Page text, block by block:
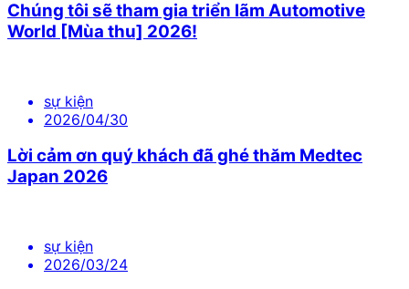
Chúng tôi sẽ tham gia triển lãm Automotive
World [Mùa thu] 2026!
sự kiện
2026/04/30
Lời cảm ơn quý khách đã ghé thăm Medtec
Japan 2026
sự kiện
2026/03/24